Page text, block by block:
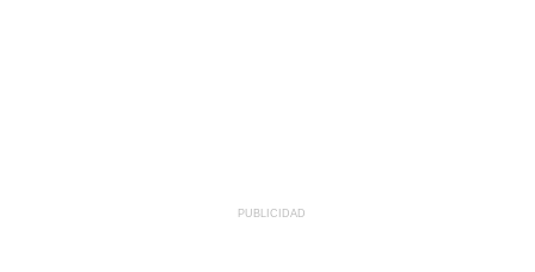
PUBLICIDAD